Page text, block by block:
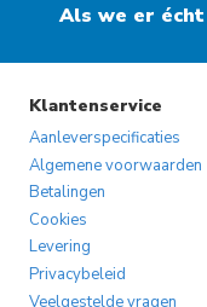
Als we er
Klantenservice
Aanleverspecificaties
Algemene voorwaarden
Betalingen
Cookies
Levering
Privacybeleid
Veelgestelde vragen